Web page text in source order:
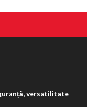
versatilitate